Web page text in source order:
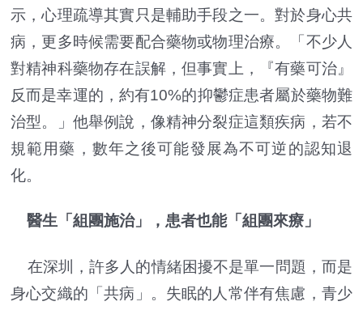
示，心理疏導其實只是輔助手段之一。對於身心共
病，更多時候需要配合藥物或物理治療。「不少人
對精神科藥物存在誤解，但事實上，『有藥可治』
反而是幸運的，約有10%的抑鬱症患者屬於藥物難
治型。」他舉例說，像精神分裂症這類疾病，若不
規範用藥，數年之後可能發展為不可逆的認知退
化。
醫生「組團施治」，患者也能「組團來療」
在深圳，許多人的情緒困擾不是單一問題，而是
身心交織的「共病」。失眠的人常伴有焦慮，青少